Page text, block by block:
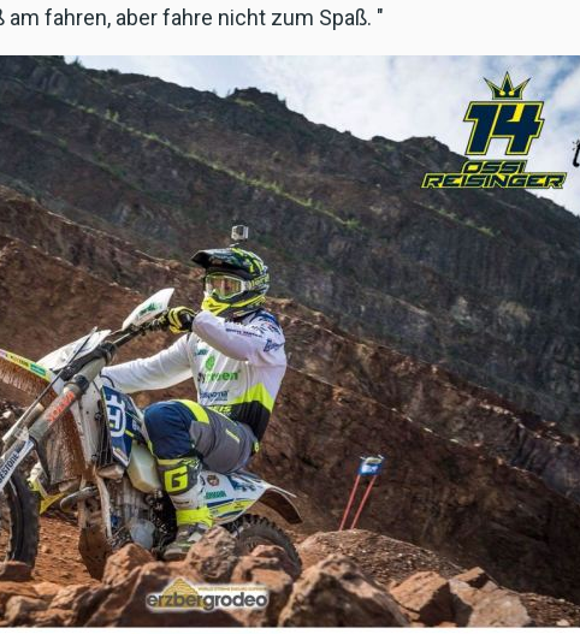
am fahren, aber fahre nicht zum Spaß. "